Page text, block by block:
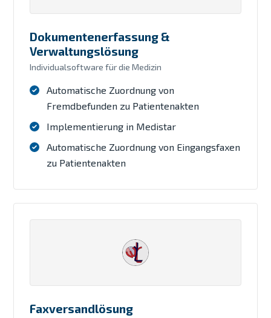
Dokumentenerfassung &
Verwaltungslösung
Individualsoftware für die Medizin
Automatische Zuordnung von
Fremdbefunden zu Patientenakten
Implementierung in Medistar
Automatische Zuordnung von Eingangsfaxen
zu Patientenakten
Faxversandlösung